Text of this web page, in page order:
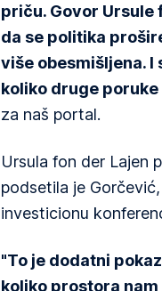
priču. Govor Ursule
da se politika
više obesmišljena. I
koliko druge
za naš portal.
Ursula fon der Lajen
podsetila je
investicionu
"To je dodatni
koliko prostora nam